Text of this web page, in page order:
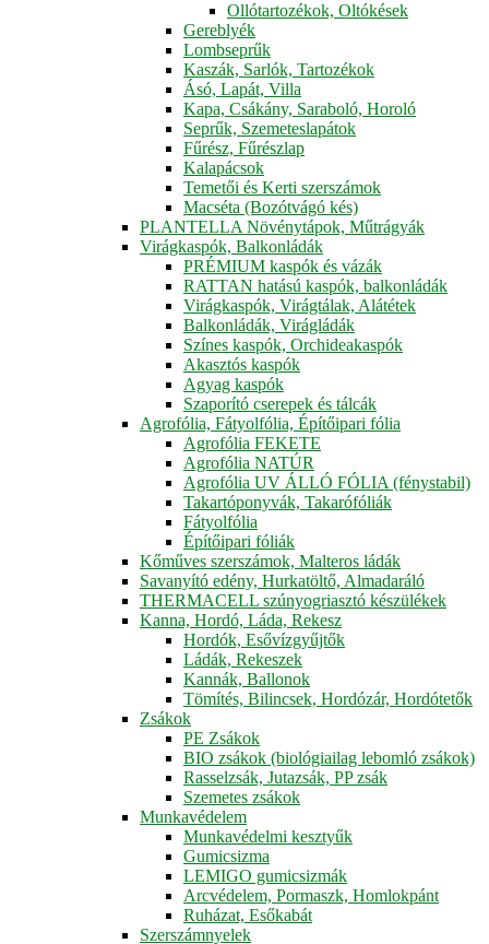
Ollótartozékok, Oltókések
Gereblyék
Lombseprűk
Kaszák, Sarlók, Tartozékok
Ásó, Lapát, Villa
Kapa, Csákány, Saraboló, Horoló
Seprűk, Szemeteslapátok
Fűrész, Fűrészlap
Kalapácsok
Temetői és Kerti szerszámok
Macséta (Bozótvágó kés)
PLANTELLA Növénytápok, Műtrágyák
Virágkaspók, Balkonládák
PRÉMIUM kaspók és vázák
RATTAN hatású kaspók, balkonládák
Virágkaspók, Virágtálak, Alátétek
Balkonládák, Virágládák
Színes kaspók, Orchideakaspók
Akasztós kaspók
Agyag kaspók
Szaporító cserepek és tálcák
Agrofólia, Fátyolfólia, Építőipari fólia
Agrofólia FEKETE
Agrofólia NATÚR
Agrofólia UV ÁLLÓ FÓLIA (fénystabil)
Takartóponyvák, Takarófóliák
Fátyolfólia
Építőipari fóliák
Kőműves szerszámok, Malteros ládák
Savanyító edény, Hurkatöltő, Almadaráló
THERMACELL szúnyogriasztó készülékek
Kanna, Hordó, Láda, Rekesz
Hordók, Esővízgyűjtők
Ládák, Rekeszek
Kannák, Ballonok
Tömítés, Bilincsek, Hordózár, Hordótetők
Zsákok
PE Zsákok
BIO zsákok (biológiailag lebomló zsákok)
Rasselzsák, Jutazsák, PP zsák
Szemetes zsákok
Munkavédelem
Munkavédelmi kesztyűk
Gumicsizma
LEMIGO gumicsizmák
Arcvédelem, Pormaszk, Homlokpánt
Ruházat, Esőkabát
Szerszámnyelek